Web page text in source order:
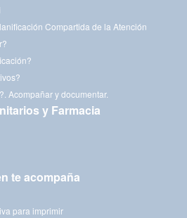
Compartida de la Atención
Acompañar y documentar.
y Farmacia
te acompaña
para imprimir